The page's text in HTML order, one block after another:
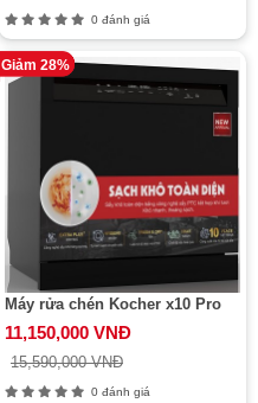
0 đánh giá
Giảm 28%
Máy rửa chén Kocher x10 Pro
11,150,000 VNĐ
15,590,000 VNĐ
0 đánh giá